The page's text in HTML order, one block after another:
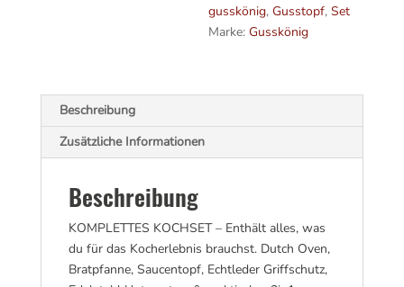
gusskönig,Gusstopf,Set
Marke:Gusskönig
Beschreibung
Zusätzliche Informationen
Beschreibung
KOMPLETTES KOCHSET – Enthält alles, was
du für das Kocherlebnis brauchst. Dutch Oven,
Bratpfanne, Saucentopf, Echtleder Griffschutz,